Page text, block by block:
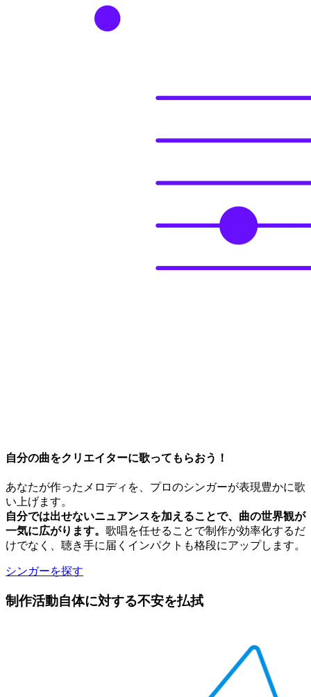
自分の曲をクリエイターに歌ってもらおう！
あなたが作ったメロディを、プロのシンガーが表現豊かに歌
い上げます。
自分では出せないニュアンスを加えることで、曲の世界観が
一気に広がります。 歌唱を任せることで制作が効率化するだ
けでなく、聴き手に届くインパクトも格段にアップします。
シンガーを探す
制作活動自体に対する不安を払拭